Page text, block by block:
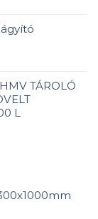
TÁROLÓ
L